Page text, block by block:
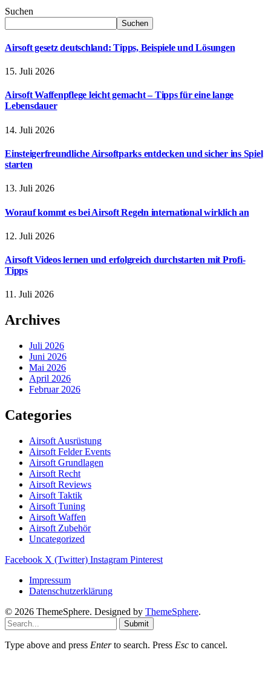
Suchen
Suchen
Airsoft gesetz deutschland: Tipps, Beispiele und Lösungen
15. Juli 2026
Airsoft Waffenpflege leicht gemacht – Tipps für eine lange
Lebensdauer
14. Juli 2026
Einsteigerfreundliche Airsoftparks entdecken und sicher ins Spiel
starten
13. Juli 2026
Worauf kommt es bei Airsoft Regeln international wirklich an
12. Juli 2026
Airsoft Videos lernen und erfolgreich durchstarten mit Profi-
Tipps
11. Juli 2026
Archives
Juli 2026
Juni 2026
Mai 2026
April 2026
Februar 2026
Categories
Airsoft Ausrüstung
Airsoft Felder Events
Airsoft Grundlagen
Airsoft Recht
Airsoft Reviews
Airsoft Taktik
Airsoft Tuning
Airsoft Waffen
Airsoft Zubehör
Uncategorized
Facebook X (Twitter) Instagram Pinterest
Impressum
Datenschutzerklärung
© 2026 ThemeSphere. Designed by ThemeSphere.
Submit
Type above and press Enterto search. Press Esc to cancel.